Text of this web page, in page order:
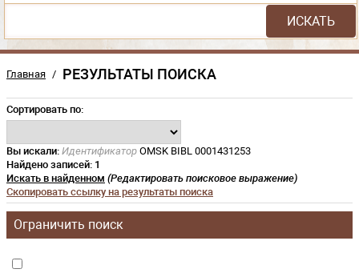
Главная / РЕЗУЛЬТАТЫ ПОИСКА
Сортировать по:
Вы искали: Идентификатор OMSK BIBL 0001431253
Найдено записей: 1
Искать в найденном (Редактировать поисковое выражение)
Скопировать ссылку на результаты поиска
Ограничить поиск